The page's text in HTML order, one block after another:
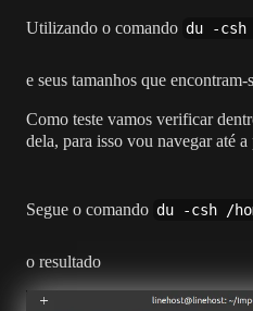
Utilizando o comando du -
e seus tamanhos que encontram-
Como teste vamos verificar
dela, para isso vou navegar até a
Segue o comando du -csh /
o resultado